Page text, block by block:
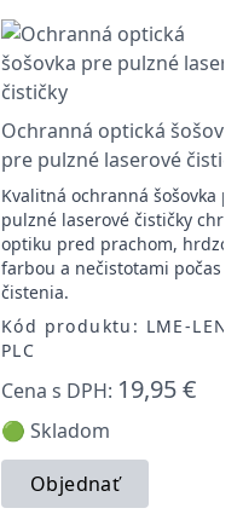
Ochranná optická
pre pulzné laserové
Kvalitná ochranná šošovka
pulzné laserové čističky
optiku pred prachom,
farbou a nečistotami počas
čistenia.
Kód produktu: LME-
PLC
Cena s DPH: 19,95 €
🟢 Skladom
Objednať